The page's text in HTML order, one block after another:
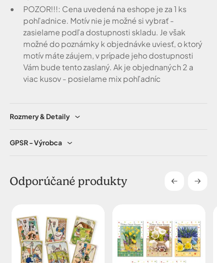
POZOR!!!: Cena uvedená na eshope je za 1 ks
pohľadnice. Motív nie je možné si vybrať -
zasielame podľa dostupnosti skladu. Je však
možné do poznámky k objednávke uviesť, o ktorý
motív máte záujem, v prípade jeho dostupnosti
Vám bude tento zaslaný. Ak je objednaných 2 a
viac kusov - posielame mix pohľadníc
Rozmery & Detaily
GPSR - Výrobca
Odporúčané produkty